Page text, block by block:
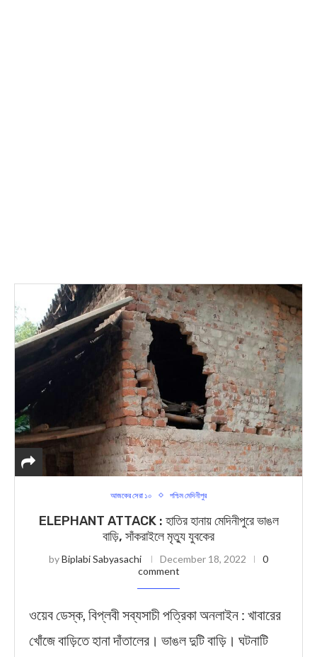
আজকের সেরা ১০ পশ্চিম মেদিনীপুর
ELEPHANT ATTACK : হাতির হানায় মেদিনীপুরে ভাঙল
বাড়ি, সাঁকরাইলে মৃত্যু যুবকের
byBiplabi Sabyasachi December 18, 2022
0
comment
ওয়েব ডেস্ক, বিপ্লবী সব্যসাচী পত্রিকা অনলাইন : খাবারের
খোঁজে বাড়িতে হানা দাঁতালের। ভাঙল দুটি বাড়ি। ঘটনাটি